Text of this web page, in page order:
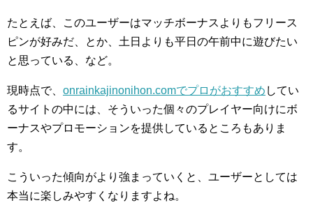
たとえば、このユーザーはマッチボーナスよりもフリース
ピンが好みだ、とか、土日よりも平日の午前中に遊びたい
と思っている、など。
現時点で、 onrainkajinonihon.comでプロがおすすめ してい
るサイトの中には、そういった個々のプレイヤー向けにボ
ーナスやプロモーションを提供しているところもありま
す。
こういった傾向がより強まっていくと、ユーザーとしては
本当に楽しみやすくなりますよね。